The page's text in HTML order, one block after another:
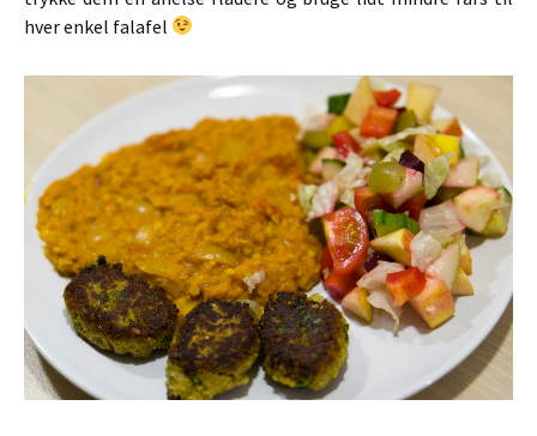
hver enkel falafel